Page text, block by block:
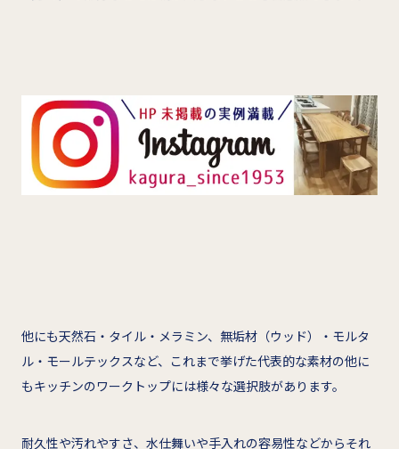
他にも天然石・タイル・メラミン、無垢材（ウッド）・モルタ
ル・モールテックスなど、これまで挙げた代表的な素材の他に
もキッチンのワークトップには様々な選択肢があります。
耐久性や汚れやすさ、水仕舞いや手入れの容易性などからそれ